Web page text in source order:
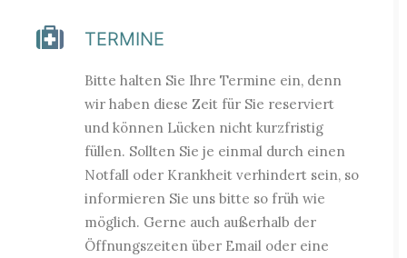
TERMINE
Bitte halten Sie Ihre Termine ein, denn
wir haben diese Zeit für Sie reserviert
und können Lücken nicht kurzfristig
füllen. Sollten Sie je einmal durch einen
Notfall oder Krankheit verhindert sein, so
informieren Sie uns bitte so früh wie
möglich. Gerne auch außerhalb der
Öffnungszeiten über Email oder eine